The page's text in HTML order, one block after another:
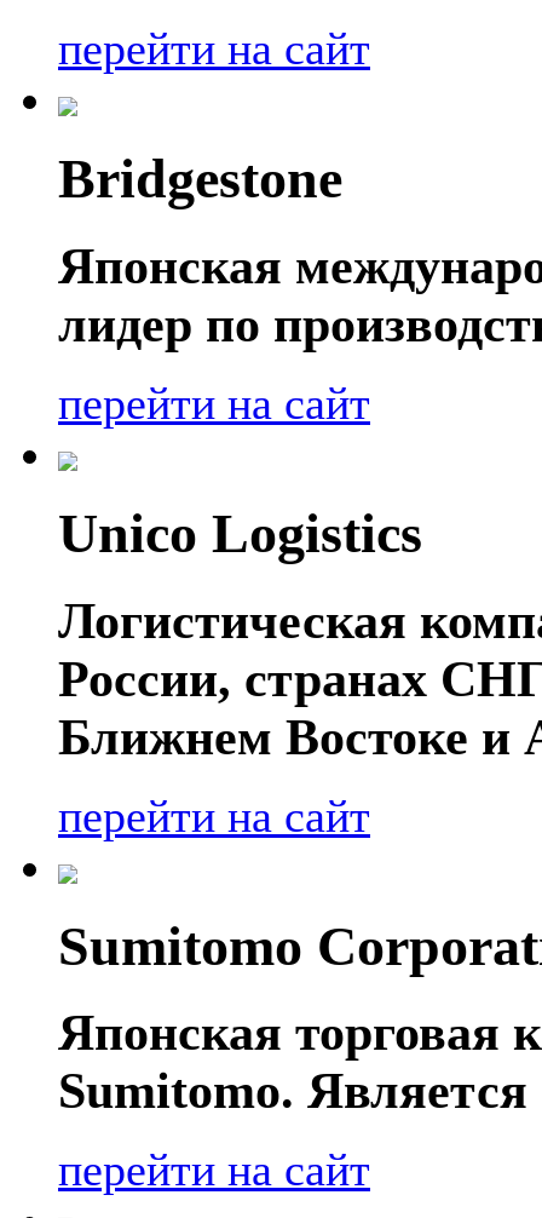
перейти на сайт
Bridgestone
Японская
лидер по
перейти на сайт
Unico Logistics
Логистическая
России, странах
Ближнем Востоке и
перейти на сайт
Sumitomo
Японская торговая
Sumitomo.
перейти на сайт